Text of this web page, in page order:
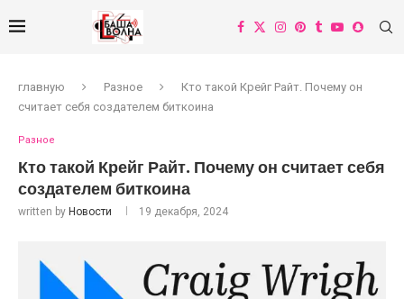
главную Разное
Кто такой Крейг Райт. Почему он
считает себя создателем биткоина
Разное
Кто такой Крейг Райт. Почему он считает себя
создателем биткоина
written by Новости 19 декабря, 2024